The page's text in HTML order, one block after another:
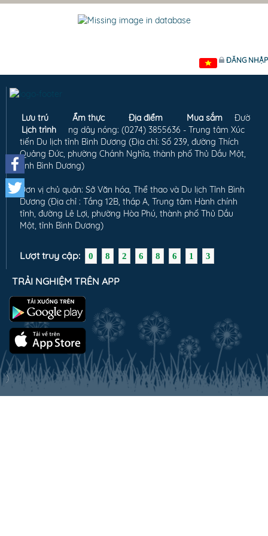
ĐĂNG NHẬP
Lưu trú Ẩm thực Địa điểm
Mua sắm
Lịch trình
Đườ
ng dây nóng: (0274) 3855636 - Trung tâm Xúc
tiến Du lịch tỉnh Bình Dương (Địa chỉ: Số 239, đường Thích
Quảng Đức, phường Chánh Nghĩa, thành phố Thủ Dầu Một,
tỉnh Bình Dương)
Đơn vị chủ quản: Sở Văn hóa, Thể thao và Du lịch Tỉnh Bình
Dương (Địa chỉ : Tầng 12B, tháp A, Trung tâm Hành chính
tỉnh, đường Lê Lợi, phường Hòa Phú, thành phố Thủ Dầu
Một, tỉnh Bình Dương)
Lượt truy cập: 0 8 2 6 8 6 1 3
TRẢI NGHIỆM TRÊN APP
)
Facebook
Twitter